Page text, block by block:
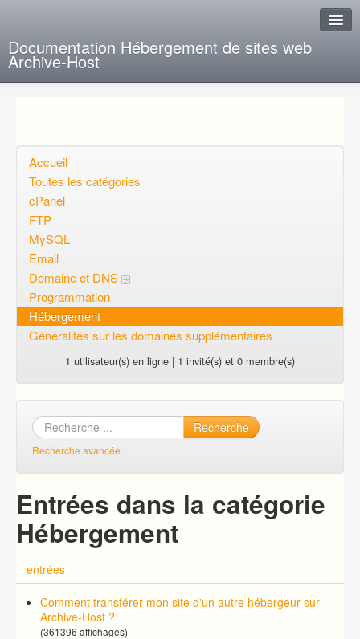
Documentation Hébergement de sites web
Archive-Host
Questions ouvertes
Voulez-vous vous inscrire?
Connexion
Accueil
Toutes les catégories
cPanel
FTP
MySQL
Email
Domaine et DNS
Programmation
Hébergement
Généralités sur les domaines supplémentaires
1 utilisateur(s) en ligne | 1 invité(s) et 0 membre(s)
Recherche
Recherche avancée
Entrées dans la catégorie
Hébergement
entrées
Comment transférer mon site d'un autre hébergeur sur
Archive-Host ?
(361396 affichages)